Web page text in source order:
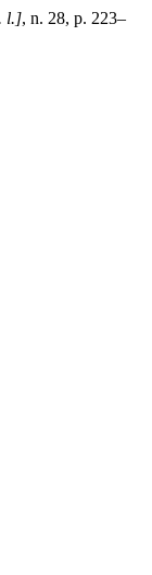
l.], n. 28, p. 223–